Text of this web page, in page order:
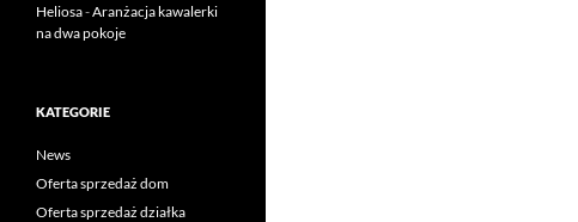
Heliosa-Aranżacja kawalerki
na dwa pokoje
KATEGORIE
News
Oferta sprzedaż dom
Oferta sprzedaż działka